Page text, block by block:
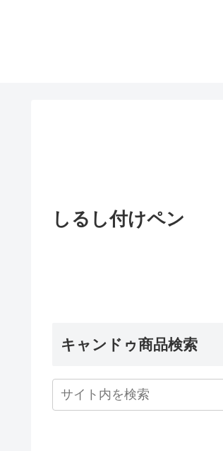
しるし付けペン
キャンドゥ商品検索